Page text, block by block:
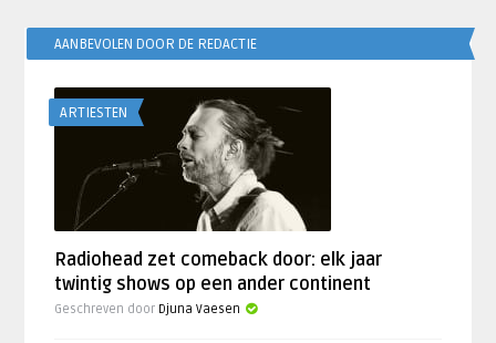
AANBEVOLEN DOOR DE REDACTIE
ARTIESTEN
Radiohead zet comeback door: elk jaar
twintig shows op een ander continent
Geschreven door Djuna Vaesen